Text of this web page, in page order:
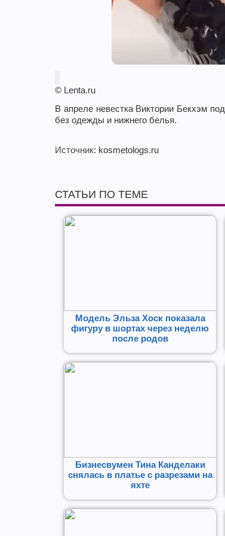
© Lenta.ru
В апреле невестка Виктории Бекхэм
без одежды и нижнего белья.
Источник: kosmetologs.ru
СТАТЬИ ПО ТЕМЕ
Модель Эльза Хоск показала
фигуру в шортах через неделю
после родов
Бизнесвумен Тина Канделаки
снялась в платье с разрезами на
яхте